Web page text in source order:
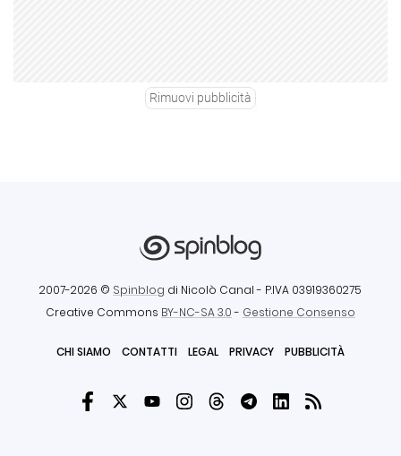
Rimuovi pubblicità
2007-2026 © Spinblog di Nicolò Canal - P.IVA 03919360275
Creative Commons BY-NC-SA 3.0- Gestione Consenso
CHI SIAMO CONTATTI LEGAL PRIVACY PUBBLICITÀ